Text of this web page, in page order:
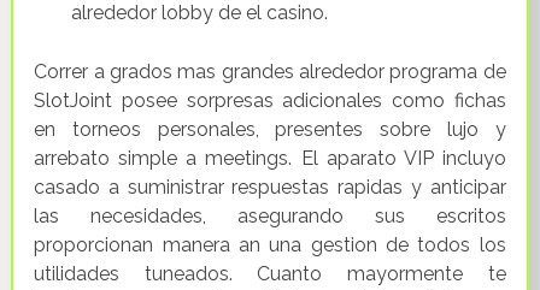
alrededor lobby de el casino.
Correr a grados mas grandes alrededor programa de
SlotJoint posee sorpresas adicionales como fichas
en torneos personales, presentes sobre lujo y
arrebato simple a meetings. El aparato VIP incluyo
casado a suministrar respuestas rapidas y anticipar
las necesidades, asegurando sus escritos
proporcionan manera an una gestion de todos los
utilidades tuneados. Cuanto mayormente te